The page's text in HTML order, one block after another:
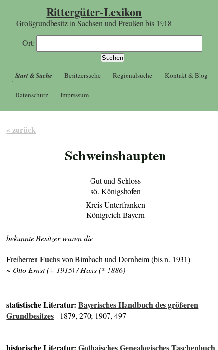
Rittergüter-Lexikon
Großgrundbesitz in Sachsen und Preußen bis 1918
Ort:
Start & Suche Besitzersuche Regionalsuche Kontakt & Blog
Datenschutz Impressum
« zurück
Schweinshaupten
Gut und Schloss
sö. Königshofen
Kreis Unterfranken
Königreich Bayern
bekannte Besitzer waren die
FreiherrenFuchsvon Bimbach und Dornheim (bis n. 1931)
~ Otto Ernst (+ 1915) / Hans (* 1886)
statistische Literatur:Bayerisches Handbuch des größeren
Grundbesitzes- 1879, 270; 1907, 497
historische Literatur:Gothaisches Genealogisches Taschenbuch